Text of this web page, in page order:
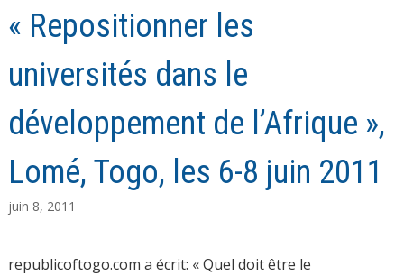
« Repositionner les
universités dans le
développement de l’Afrique »,
Lomé, Togo, les 6-8 juin 2011
juin 8, 2011
republicoftogo.com a écrit: « Quel doit être le